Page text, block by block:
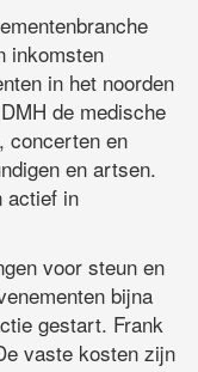
inkomsten
in het noorden
de medische
concerten en
en artsen.
actief in
voor steun en
bijna
gestart. Frank
vaste kosten zijn